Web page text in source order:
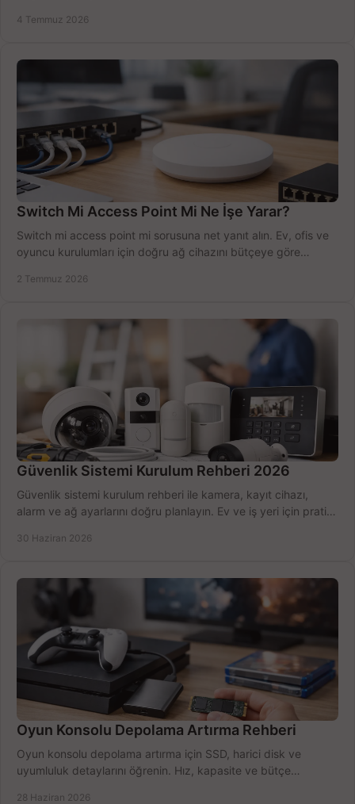
4 Temmuz 2026
Switch Mi Access Point Mi Ne İşe Yarar?
Switch mi access point mi sorusuna net yanıt alın. Ev, ofis ve
oyuncu kurulumları için doğru ağ cihazını bütçeye göre
2 Temmuz 2026
Güvenlik Sistemi Kurulum Rehberi 2026
Güvenlik sistemi kurulum rehberi ile kamera, kayıt cihazı,
alarm ve ağ ayarlarını doğru planlayın. Ev ve iş yeri için pratik
30 Haziran 2026
Oyun Konsolu Depolama Artırma Rehberi
Oyun konsolu depolama artırma için SSD, harici disk ve
uyumluluk detaylarını öğrenin. Hız, kapasite ve bütçe
28 Haziran 2026